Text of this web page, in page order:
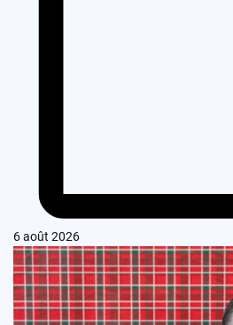
6 août 2026